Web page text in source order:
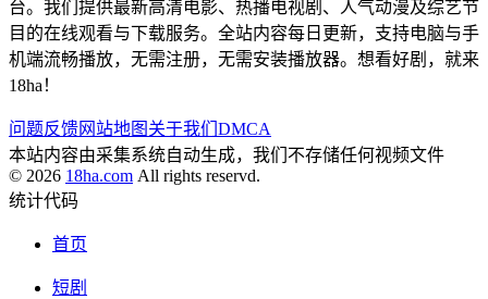
台。我们提供最新高清电影、热播电视剧、人气动漫及综艺节
目的在线观看与下载服务。全站内容每日更新，支持电脑与手
机端流畅播放，无需注册，无需安装播放器。想看好剧，就来
18ha！
问题反馈网站地图 关于我们 DMCA
本站内容由采集系统自动生成，我们不存储任何视频文件
© 2026 18ha.com All rights reservd.
统计代码
首页
短剧